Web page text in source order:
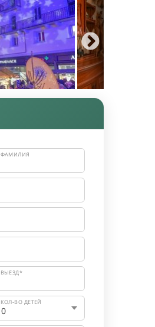
ФАМИЛИЯ
ВЫЕЗД*
КОЛ-ВО ДЕТЕЙ